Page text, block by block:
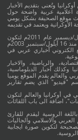
وتُعنى بتقديم الأخبار
اعلامية عربية واضحة حول
موقع الصحيفة بشكل يومي
ويعتمد في تقديمه
وقد جائت انطلاقة "أوكرانيا بالعربية" في 16 كانون الأول/ديسمبر عام 2011م لتكون
امتدادا للموقع العربي الاوكراني والذي بدأ عمله الاعلامي منذ 16 أيلول/سبتمبر 2003م
الكتروني أخباري عربي في
والرياضية، والاخبار
وكذلك أخبار الدبلوماسية،
والعالم يقدم الموقع يوميا
"فيديو" الذي يضم تقارير
في أوكرانيا والعالم لتكون
اضافة الى باب اللقائات
الروسية ليقدم للقارئ
والاسلامي والجاليات
لتكوين صورة ايجابية